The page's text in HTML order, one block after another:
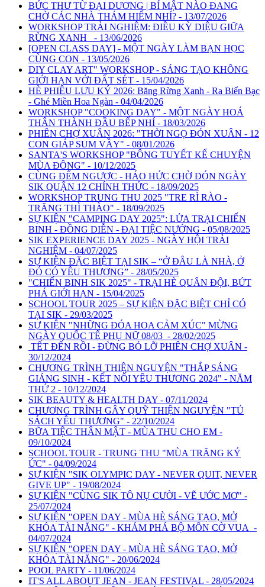
BỨC THƯ TỪ ĐẠI DƯƠNG | BÍ MẬT NÀO ĐANG
CHỜ CÁC NHÀ THÁM HIỂM NHÍ? - 13/07/2026
WORKSHOP TRẢI NGHIỆM: ĐIỀU KỲ DIỆU GIỮA
RỪNG XANH - 13/06/2026
[OPEN CLASS DAY] - MỘT NGÀY LÀM BẠN HỌC
CÙNG CON - 13/05/2026
DIY CLAY ART" WORKSHOP - SÁNG TẠO KHÔNG
GIỚI HẠN VỚI ĐẤT SÉT - 15/04/2026
HÈ PHIÊU LƯU KÝ 2026: Băng Rừng Xanh - Ra Biển Bạc
- Ghé Miền Hoa Ngàn - 04/04/2026
WORKSHOP "COOKING DAY" - MỘT NGÀY HOÁ
THÂN THÀNH ĐẦU BẾP NHÍ - 18/03/2026
PHIÊN CHỢ XUÂN 2026: "THỜI NGỌ ĐÓN XUÂN - 12
CON GIÁP SUM VẦY" - 08/01/2026
SANTA'S WORKSHOP "BÔNG TUYẾT KỂ CHUYỆN
MÙA ĐÔNG" - 10/12/2025
CÙNG ĐẾM NGƯỢC - HÁO HỨC CHỜ ĐÓN NGÀY
SIK QUẬN 12 CHÍNH THỨC - 18/09/2025
WORKSHOP TRUNG THU 2025 "TRE RÌ RÀO -
TRĂNG THÌ THÀO" - 18/09/2025
SỰ KIỆN "CAMPING DAY 2025": LỬA TRẠI CHIẾN
BINH - ĐỒNG DIỄN - ĐẠI TIỆC NƯỚNG - 05/08/2025
SIK EXPERIENCE DAY 2025 - NGÀY HỘI TRẢI
NGHIỆM - 04/07/2025
SỰ KIỆN ĐẶC BIỆT TẠI SIK – “Ở ĐÂU LÀ NHÀ, Ở
ĐÓ CÓ YÊU THƯƠNG” - 28/05/2025
"CHIẾN BINH SIK 2025" - TRẠI HÈ QUÂN ĐỘI, BỨT
PHÁ GIỚI HẠN - 15/04/2025
SCHOOL TOUR 2025 – SỰ KIỆN ĐẶC BIỆT CHỈ CÓ
TẠI SIK - 29/03/2025
SỰ KIỆN "NHỮNG ĐÓA HOA CẢM XÚC" MỪNG
NGÀY QUỐC TẾ PHỤ NỮ 08/03 - 28/02/2025
TẾT ĐẾN RỒI - ĐỪNG BỎ LỠ PHIÊN CHỢ XUÂN -
30/12/2024
CHƯƠNG TRÌNH THIỆN NGUYỆN "THẮP SÁNG
GIÁNG SINH - KẾT NỐI YÊU THƯƠNG 2024" - NĂM
THỨ 2 - 10/12/2024
SIK BEAUTY & HEALTH DAY - 07/11/2024
CHƯƠNG TRÌNH GÂY QUỸ THIỆN NGUYỆN "TỦ
SÁCH YÊU THƯƠNG" - 22/10/2024
BỮA TIỆC THÂN MẬT - MÙA THU CHO EM -
09/10/2024
SCHOOL TOUR - TRUNG THU "MÙA TRĂNG KÝ
ỨC" - 04/09/2024
SỰ KIỆN "SIK OLYMPIC DAY - NEVER QUIT, NEVER
GIVE UP" - 19/08/2024
SỰ KIỆN "CÙNG SIK TÔ NỤ CƯỜI - VẼ ƯỚC MƠ" -
25/07/2024
SỰ KIỆN "OPEN DAY - MÙA HÈ SÁNG TẠO, MỞ
KHÓA TÀI NĂNG" - KHÁM PHÁ BỘ MÔN CỜ VUA -
04/07/2024
SỰ KIỆN "OPEN DAY - MÙA HÈ SÁNG TẠO, MỞ
KHÓA TÀI NĂNG" - 20/06/2024
POOL PARTY - 11/06/2024
IT'S ALL ABOUT JEAN - JEAN FESTIVAL - 28/05/2024